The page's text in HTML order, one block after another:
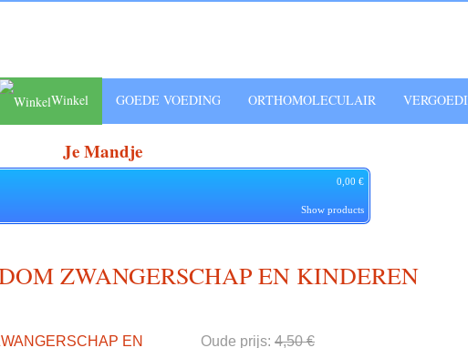
Winkel GOEDE VOEDING ORTHOMOLECULAIR
Je Mandje
0,00 €
Show products
ZWANGERSCHAP EN KINDEREN
Oude prijs: 4,50 €